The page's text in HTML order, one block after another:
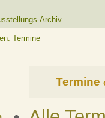
Archiv
Termine
Termine